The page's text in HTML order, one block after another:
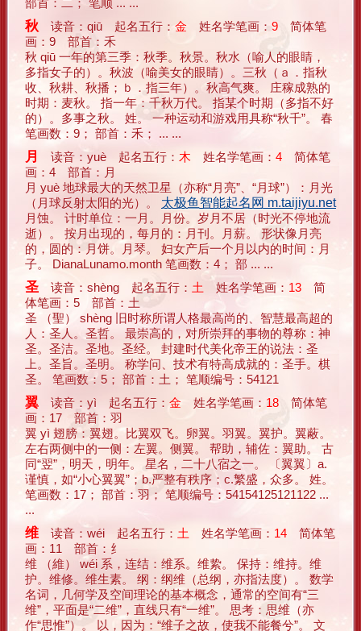
部首：二； 笔顺 ... ...
秋 读音：qiū 起名五行：金 姓名学笔画： 9 简体笔
画：9 部首：禾
秋 qiū 一年的第三季：秋季。秋景。秋水（喻人的眼睛，
多指女子的）。秋波（喻美女的眼睛）。三秋（ａ．指秋
收、秋耕、秋播；ｂ．指三年）。秋高气爽。 庄稼成熟的
时期：麦秋。 指一年：千秋万代。 指某个时期（多指不好
的）。多事之秋。 姓。 一种运动和游戏用具称“秋千”。 春
笔画数：9； 部首：禾； ... ...
月 读音：yuè 起名五行： 木 姓名学笔画： 4 简体笔
画：4 部首：月
月 yuè 地球最大的天然卫星（亦称“月亮”、“月球”）：月光
（月球反射太阳的光）。 太极鱼智能起名网 m.taijiyu.net
月蚀。 计时单位：一月。月份。岁月不居（时光不停地流
逝）。 按月出现的，每月的：月刊。月薪。 形状像月亮
的，圆的：月饼。月琴。 妇女产后一个月以内的时间：月
子。 DianaLunamo.month 笔画数：4； 部 ... ...
圣 读音：shèng 起名五行： 土 姓名学笔画： 13 简
体笔画：5 部首：土
圣 （聖） shèng 旧时称所谓人格最高尚的、智慧最高超的
人：圣人。圣哲。 最崇高的，对所崇拜的事物的尊称：神
圣。圣洁。圣地。圣经。 封建时代美化帝王的说法：圣
上。圣旨。圣明。 称学问、技术有特高成就的：圣手。棋
圣。 笔画数：5； 部首：土； 笔顺编号：54121
翼 读音：yì 起名五行： 金 姓名学笔画： 18 简体笔
画：17 部首：羽
翼 yì 翅膀：翼翅。比翼双飞。卵翼。羽翼。翼护。翼蔽。
左右两侧中的一侧：左翼。侧翼。 帮助，辅佐：翼助。 古
同“翌”，明天，明年。 星名，二十八宿之一。 〔翼翼〕a.
谨慎，如“小心翼翼”；b.严整有秩序；c.繁盛，众多。 姓。
笔画数：17； 部首：羽； 笔顺编号：54154125121122 ...
...
维 读音：wéi 起名五行： 土 姓名学笔画： 14 简体笔
画：11 部首：纟
维 （維） wéi 系，连结：维系。维絷。 保持：维持。维
护。维修。维生素。 纲：纲维（总纲，亦指法度）。 数学
名词，几何学及空间理论的基本概念，通常的空间有“三
维”，平面是“二维”，直线只有“一维”。 思考：思维（亦
作“思惟”）。 以，因为：“维子之故，使我不能餐兮”。 文